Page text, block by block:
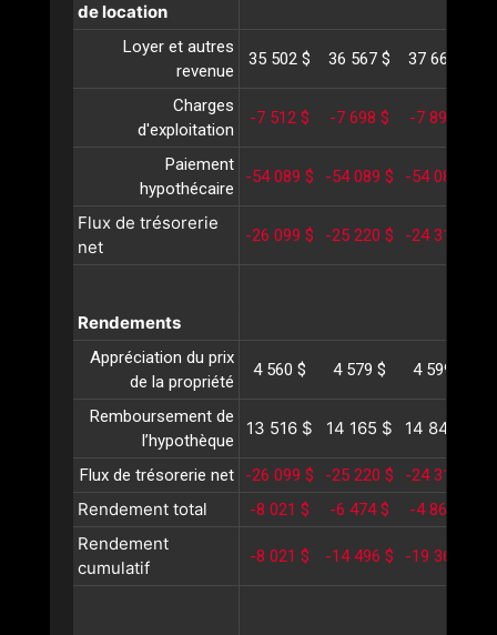
de location
Loyer et autres
revenue
35 502 $ 36 567 $ 37 664 $
Charges
d'exploitation
-7 512 $ -7 698 $ -7 890 $
Paiement
hypothécaire
-54 089 $ -54 089 $ -54 089 $
Flux de trésorerie
net
-26 099 $ -25 220 $ -24 315 $
Rendements
Appréciation du prix
de la propriété
4 560 $ 4 579 $ 4 599 $
Remboursement de
l’hypothèque
13 516 $ 14 165 $ 14 846 $
Flux de trésorerie net -26 099 $ -25 220 $ -24 315 $
Rendement total -8 021 $ -6 474 $ -4 869 $
Rendement
cumulatif
-8 021 $ -14 496 $ -19 366 $